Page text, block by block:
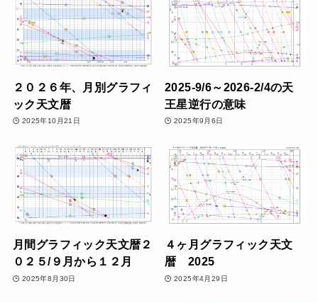
２０２６年、月別グラフィ
ック天文暦
2025年10月21日
2025-9/6～2026-2/4の天
王星逆行の意味
2025年9月6日
月間グラフィック天文暦２
０２５/９月から１２月
2025年8月30日
４ヶ月グラフィック天文
暦 2025
2025年4月29日